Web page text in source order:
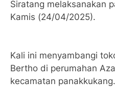
Siratang melaksanakan
Kamis (24/04/2025).
Kali ini menyambangi
Bertho di perumahan
kecamatan panakkukang.